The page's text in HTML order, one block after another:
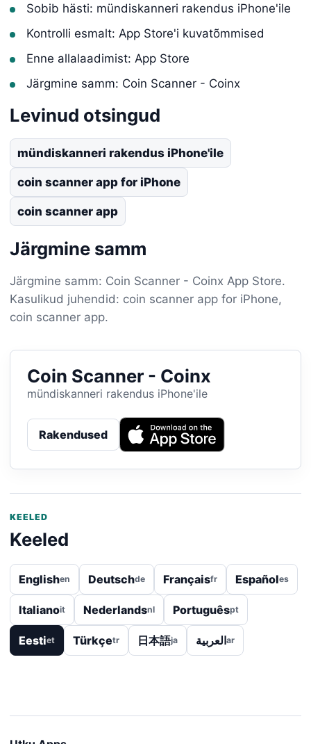
Sobib hästi: mündiskanneri rakendus iPhone'ile
Kontrolli esmalt: App Store'i kuvatõmmised
Enne allalaadimist: App Store
Järgmine samm: Coin Scanner - Coinx
Levinud otsingud
mündiskanneri rakendus iPhone'ile
coin scanner app for iPhone
coin scanner app
Järgmine samm
Järgmine samm: Coin Scanner - Coinx App Store.
Kasulikud juhendid: coin scanner app for iPhone,
coin scanner app.
Coin Scanner - Coinx
mündiskanneri rakendus iPhone'ile
Rakendused
KEELED
Keeled
Englishen Deutschde Françaisfr Españoles
Italianoit Nederlandsnl Portuguêspt
Eestiet Türkçetr 日本語ja العربيةar